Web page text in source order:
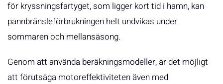
för kryssningsfartyget, som ligger kort tid i hamn, kan
pannbränsleförbrukningen helt undvikas under
sommaren och mellansäsong.
Genom att använda beräkningsmodeller, är det möjligt
att förutsäga motoreffektiviteten även med